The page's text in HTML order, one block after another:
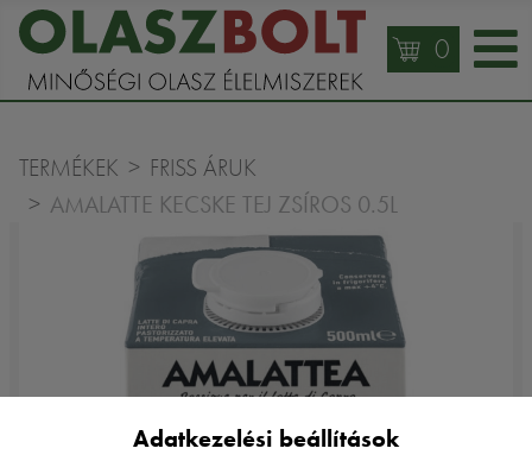
0
TERMÉKEK FRISS ÁRUK
AMALATTE KECSKE TEJ ZSÍROS 0.5L
Adatkezelési beállítások